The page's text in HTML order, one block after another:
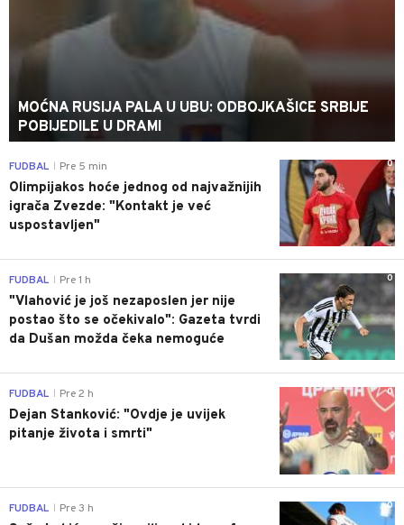
MOĆNA RUSIJA PALA U UBU: ODBOJKAŠICE SRBIJE
POBIJEDILE U DRAMI
0
FUDBAL Pre 5 min
Olimpijakos hoće jednog od najvažnijih
igrača Zvezde: "Kontakt je već
uspostavljen"
0
FUDBAL Pre 1 h
"Vlahović je još nezaposlen jer nije
postao što se očekivalo": Gazeta tvrdi
da Dušan možda čeka nemoguće
0
FUDBAL Pre 2 h
Dejan Stanković: "Ovdje je uvijek
pitanje života i smrti"
0
FUDBAL Pre 3 h